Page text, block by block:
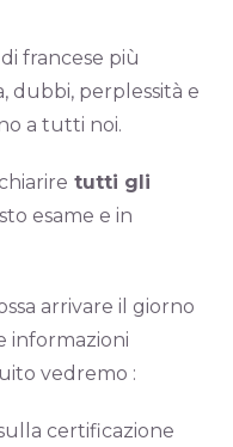
francese più
dubbi, perplessità e
a tutti noi.
tutti gli
esame e in
arrivare il giorno
informazioni
vedremo :
certificazione